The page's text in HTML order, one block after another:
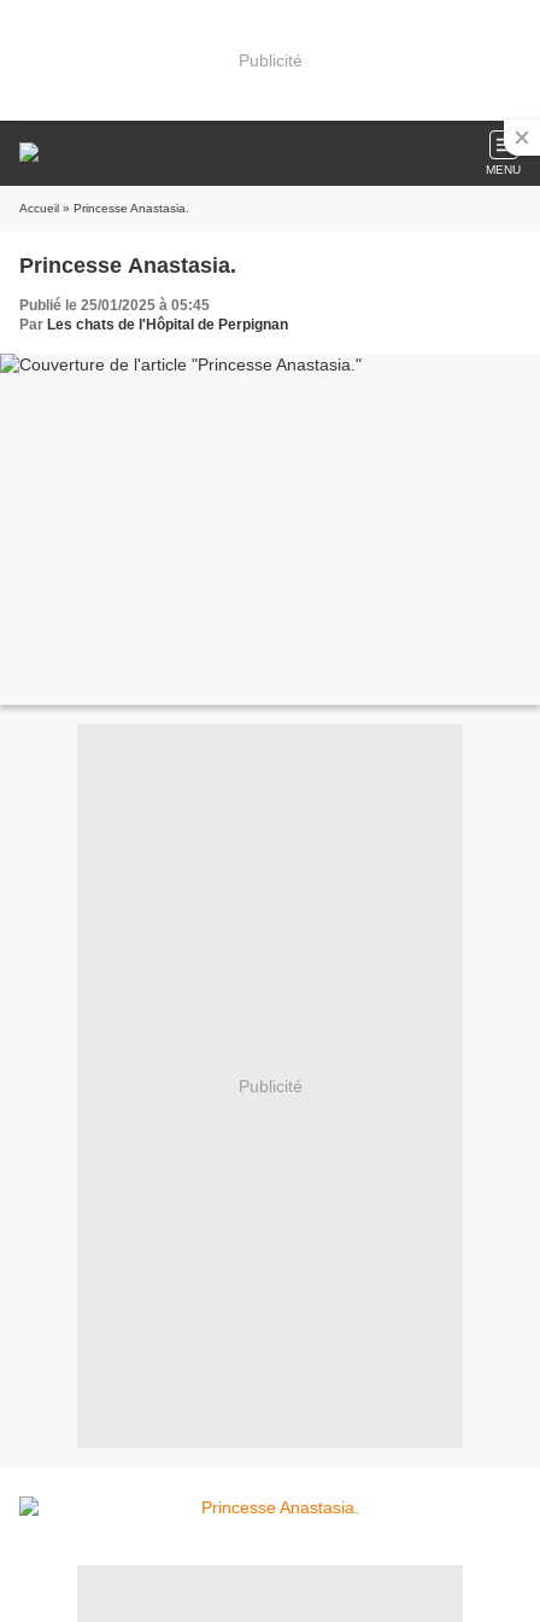
Publicité
MENU
Accueil » Princesse Anastasia.
Princesse Anastasia.
Publié le 25/01/2025 à 05:45
Par Les chats de l'Hôpital de Perpignan
Publicité